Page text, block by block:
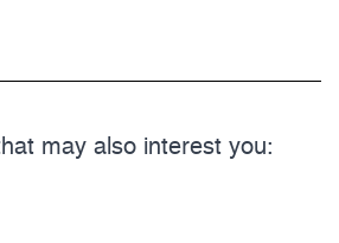
may also interest you: